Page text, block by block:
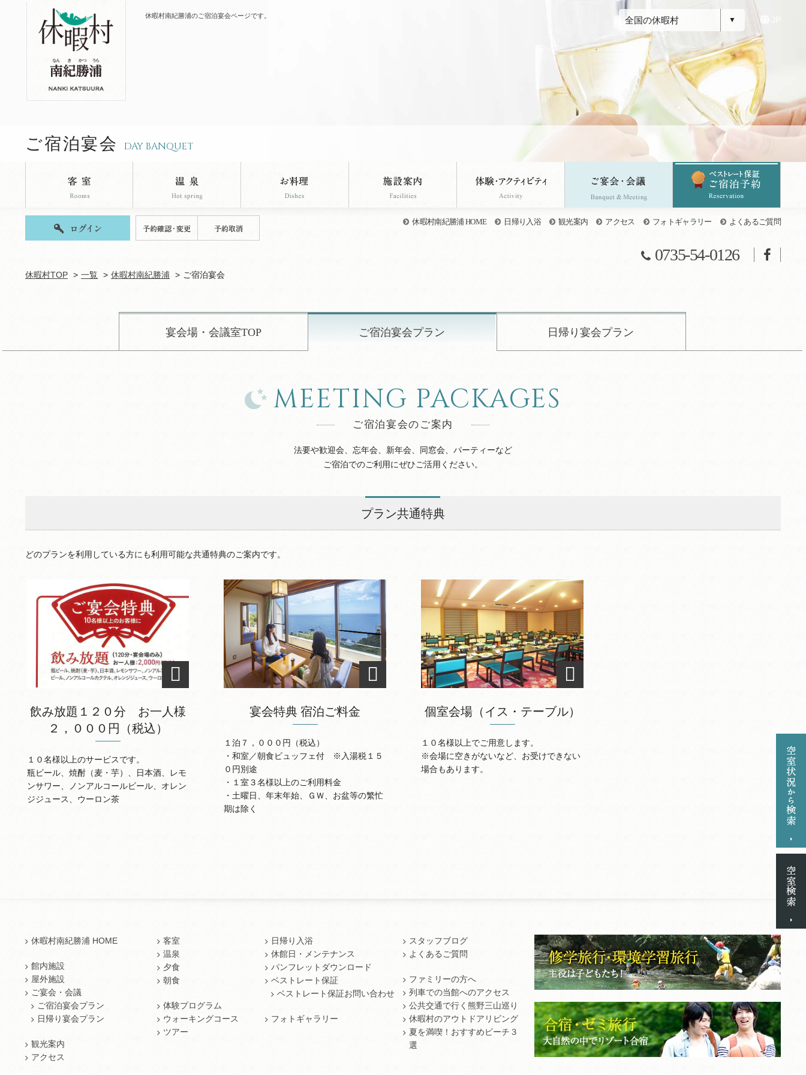
休暇村南紀勝浦のご宿泊宴会ページです。 全国の休暇村
ご宿泊宴会 DAY BANQUET
休暇村南紀勝浦 HOME 日帰り入浴 観光案内 アクセス フォトギャラリー よくあるご質問
0735-54-0126
休暇村TOP 一覧 休暇村南紀勝浦 ご宿泊宴会
宴会場・会議室TOP ご宿泊宴会プラン 日帰り宴会プラン
MEETING PACKAGES
ご宿泊宴会のご案内
法要や歓迎会、忘年会、新年会、同窓会、パーティーなど
ご宿泊でのご利用にぜひご活用ください。
プラン共通特典
どのプランを利用している方にも利用可能な共通特典のご案内です。
飲み放題１２０分 お一人様
２，０００円（税込）
１０名様以上のサービスです。
瓶ビール、焼酎（麦・芋）、日本酒、レモ
ンサワー、ノンアルコールビール、オレン
ジジュース、ウーロン茶
宴会特典 宿泊ご料金
１泊７，０００円（税込）
・和室／朝食ビュッフェ付 ※入湯税１５
０円別途
・１室３名様以上のご利用料金
・土曜日、年末年始、ＧＷ、お盆等の繁忙
期は除く
個室会場（イス・テーブル）
１０名様以上でご用意します。
※会場に空きがないなど、お受けできない
場合もあります。
休暇村南紀勝浦 HOME
館内施設
屋外施設
ご宴会・会議
ご宿泊宴会プラン
日帰り宴会プラン
観光案内
アクセス
客室
温泉
夕食
朝食
体験プログラム
ウォーキングコース
ツアー
日帰り入浴
休館日・メンテナンス
パンフレットダウンロード
ベストレート保証
ベストレート保証お問い合わせ
フォトギャラリー
スタッフブログ
よくあるご質問
ファミリーの方へ
列車での当館へのアクセス
公共交通で行く熊野三山巡り
休暇村のアウトドアリビング
夏を満喫！おすすめビーチ３
選